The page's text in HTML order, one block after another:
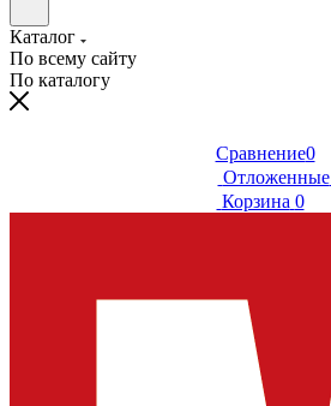
Каталог
По всему сайту
По каталогу
Сравнение0
Отложенные
Корзина 0